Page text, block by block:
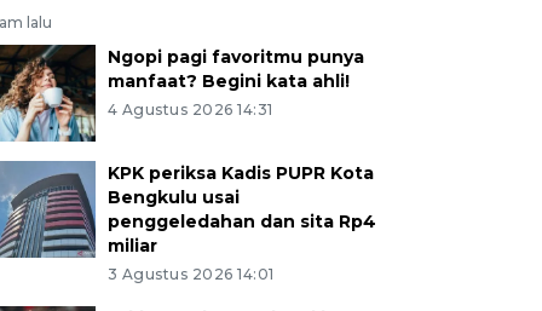
lalu
Ngopi pagi favoritmu punya
manfaat? Begini kata ahli!
4 Agustus 2026 14:31
KPK periksa Kadis PUPR Kota
Bengkulu usai
penggeledahan dan sita Rp4
miliar
3 Agustus 2026 14:01